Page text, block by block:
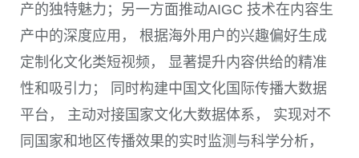
产的独特魅力；另一方面推动AIGC 技术在内容生
产中的深度应用， 根据海外用户的兴趣偏好生成
定制化文化类短视频， 显著提升内容供给的精准
性和吸引力； 同时构建中国文化国际传播大数据
平台， 主动对接国家文化大数据体系， 实现对不
同国家和地区传播效果的实时监测与科学分析，